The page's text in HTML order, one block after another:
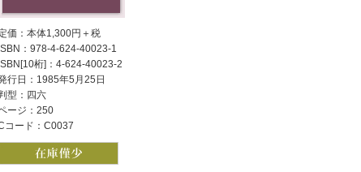
価：本体1,300円＋税
ISBN：978-4-624-40023-1
ISBN[10桁]：4-624-40023-2
行日：1985年5月25日
型：四六
ージ：250
コード：C0037